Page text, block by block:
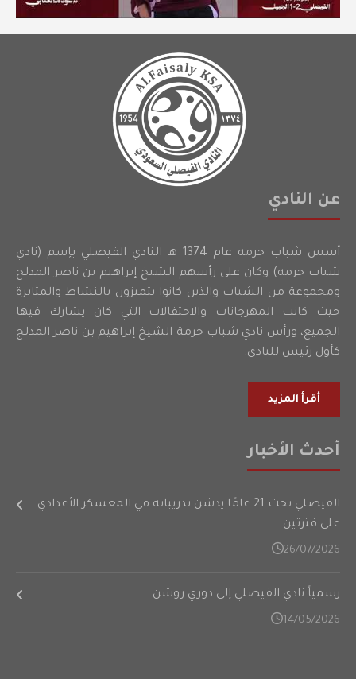
عن النادي
أسس شباب حرمه عام 1374 هـ النادي الفيصلي بإسم (نادي
شباب حرمه) وكان على رأسهم الشيخ إبراهيم بن ناصر المدلج
ومجموعة من الشباب والذين كانوا يتميزون بالنشاط والمثابرة
حيث كانت المهرجانات والاحتفالات التي كان يشارك فيها
الجميع، ورأس نادي شباب حرمة الشيخ إبراهيم بن ناصر المدلج
كأول رئيس للنادي.
أقرأ المزيد
أحدث الأخبار
الفيصلي تحت 21 عامًا يدشن تدريباته في المعسكر الأعدادي
على فترتين
26/07/2026
رسمياً نادي الفيصلي إلى دوري روشن
14/05/2026